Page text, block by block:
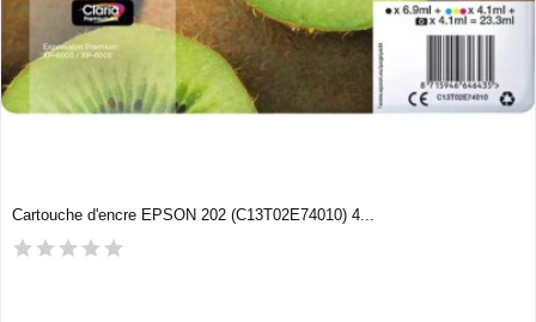
Cartouche d'encre EPSON 202 (C13T02E74010) 4...